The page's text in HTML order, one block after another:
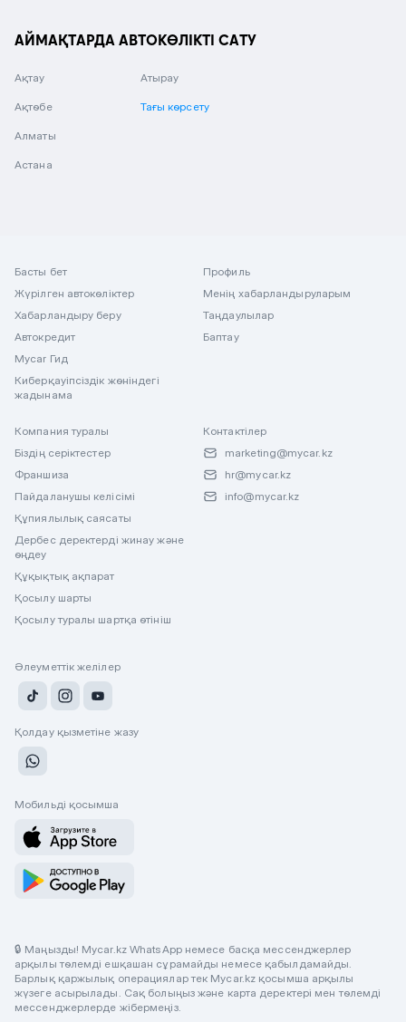
АЙМАҚТАРДА АВТОКӨЛІКТІ САТУ
Ақтау
Ақтөбе
Алматы
Астана
Атырау
Тағы көрсету
Басты бет
Жүрілген автокөліктер
Хабарландыру беру
Автокредит
Mycar Гид
Киберқауіпсіздік жөніндегі
жадынама
Профиль
Менің хабарландыруларым
Таңдаулылар
Баптау
Компания туралы
Біздің серіктестер
Франшиза
Пайдаланушы келісімі
Құпиялылық саясаты
Дербес деректерді жинау және
өңдеу
Құқықтық ақпарат
Қосылу шарты
Қосылу туралы шартқа өтініш
Контактілер
marketing@mycar.kz
hr@mycar.kz
info@mycar.kz
Әлеуметтік желілер
Қолдау қызметіне жазу
Мобильді қосымша
🔒 Маңызды! Mycar.kz WhatsApp немесе басқа мессенджерлер
арқылы төлемді ешқашан сұрамайды немесе қабылдамайды.
Барлық қаржылық операциялар тек Mycar.kz қосымша арқылы
жүзеге асырылады. Сақ болыңыз және карта деректері мен төлемді
мессенджерлерде жібермеңіз.